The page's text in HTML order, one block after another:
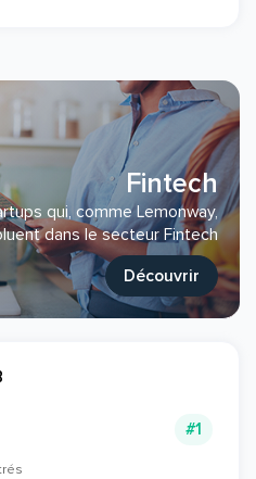
Fintech
qui, comme Lemonway,
dans le secteur Fintech
Découvrir
#1